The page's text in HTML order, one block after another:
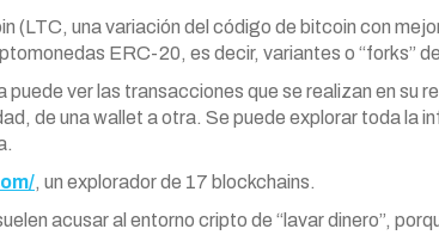
(LTC, una variación del código de bitcoin con
ERC-20, es decir, variantes o “forks”
ver las transacciones que se realizan en su
de una wallet a otra. Se puede explorar toda la
, un explorador de 17 blockchains.
acusar al entorno cripto de “lavar dinero”,